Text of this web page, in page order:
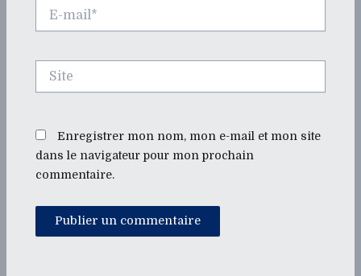
mail*
Enregistrer mon nom, mon e-mail et mon site
dans le navigateur pour mon prochain
commentaire.